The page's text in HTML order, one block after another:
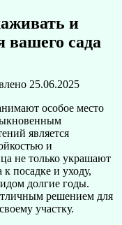
и
вашего сада
25.06.2025
особое место
является
и
не только украшают
посадке и уходу,
долгие годы.
решением для
участку.